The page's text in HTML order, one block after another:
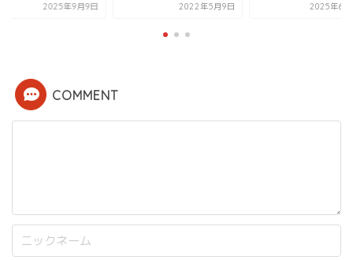
2022年5月9日 2025年6月22日 2025年
COMMENT